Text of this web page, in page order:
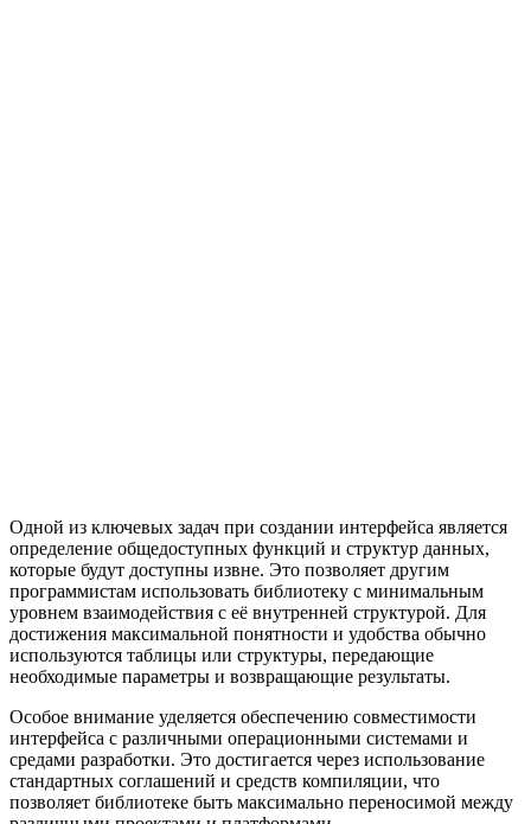
Одной из ключевых задач при создании интерфейса является
определение общедоступных функций и структур данных,
которые будут доступны извне. Это позволяет другим
программистам использовать библиотеку с минимальным
уровнем взаимодействия с её внутренней структурой. Для
достижения максимальной понятности и удобства обычно
используются таблицы или структуры, передающие
необходимые параметры и возвращающие результаты.
Особое внимание уделяется обеспечению совместимости
интерфейса с различными операционными системами и
средами разработки. Это достигается через использование
стандартных соглашений и средств компиляции, что
позволяет библиотеке быть максимально переносимой между